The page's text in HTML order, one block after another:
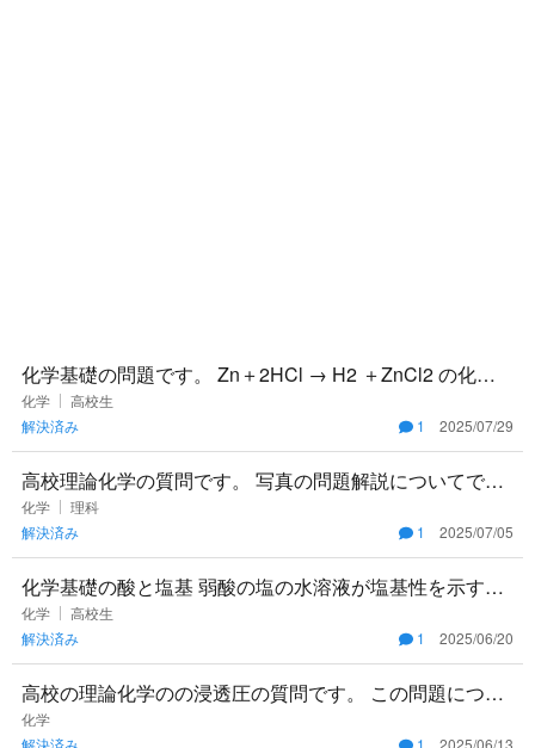
化学基礎の問題です。 Zn＋2HCl → H2 ＋ZnCl2 の化学
式は金属元素を先に書くなら、右辺は ZnCl2＋H2
化学
高校生
解決済み
1 2025/07/29
高校理論化学の質問です。 写真の問題解説についてで
す。「途中走者にすぎないEとCを消去」とありますが、
どのようにしてそう
化学
理科
解決済み
1 2025/07/05
化学基礎の酸と塩基 弱酸の塩の水溶液が塩基性を示すの
はなぜですか？ 以前に、以下のような解説を聞きまし
た。 「弱酸の塩、
化学
高校生
解決済み
1 2025/06/20
高校の理論化学のの浸透圧の質問です。 この問題につい
てわかりやすく解説してくださると助かります。 よろし
化学
解決済み
1 2025/06/13